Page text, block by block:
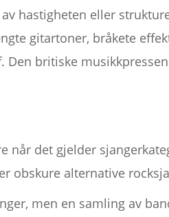
hastigheten eller
gitartoner, bråkete
britiske
når det gjelder
obskure alternative
men en samling av